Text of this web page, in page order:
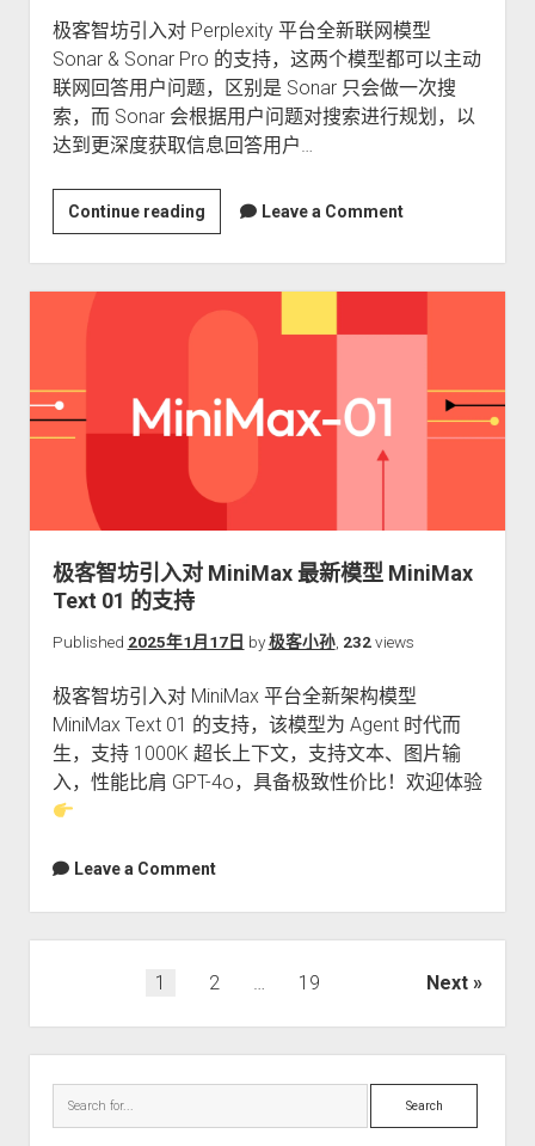
极客智坊引入对 Perplexity 平台全新联网模型
Sonar & Sonar Pro 的支持，这两个模型都可以主动
联网回答用户问题，区别是 Sonar 只会做一次搜
索，而 Sonar 会根据用户问题对搜索进行规划，以
达到更深度获取信息回答用户…
Continue reading极
客
智
坊
Perplexity
联
模
型
&
Pro
支
持
Leave a Comment
极客智坊引入对 MiniMax 最新模型 MiniMax
Text 01 的支持
Published 2025年1月17日 by极客小孙, 232views
极客智坊引入对 MiniMax 平台全新架构模型
MiniMax Text 01 的支持，该模型为 Agent 时代而
生，支持 1000K 超长上下文，支持文本、图片输
入，性能比肩 GPT-4o，具备极致性价比！欢迎体验
Leave a Comment
1 2 … 19 Next
Search